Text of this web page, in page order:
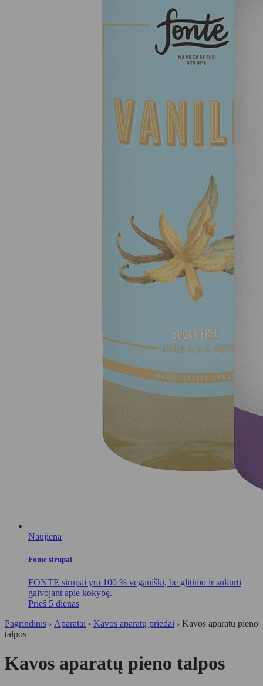
Naujiena
Fonte sirupai
FONTE sirupai yra 100 % veganiški, be glitimo ir sukurti
galvojant apie kokybę.
Prieš 5 dienas
Pagrindinis › Aparatai › Kavos aparatų priedai › Kavos aparatų pieno
talpos
Kavos aparatų pieno talpos